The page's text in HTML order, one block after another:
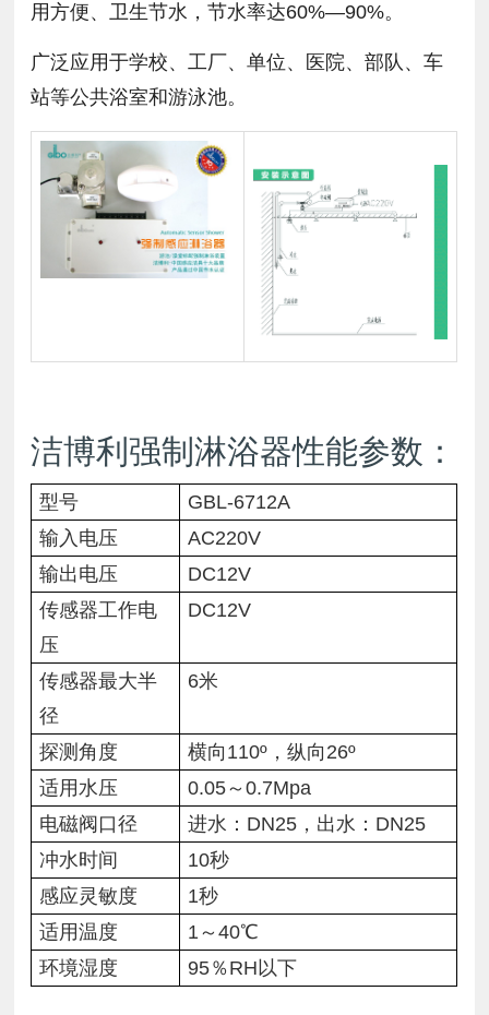
用方便、卫生节水，节水率达60%—90%。
广泛应用于学校、工厂、单位、医院、部队、车
站等公共浴室和游泳池。
洁博利强制淋浴器性能参数：
型号
GBL-6712A
输入电压
AC220V
输出电压
DC12V
传感器工作电
压
DC12V
传感器最大半
径
6米
探测角度
横向110º，纵向26º
适用水压
0.05～0.7Mpa
电磁阀口径
进水：DN25，出水：DN25
冲水时间
10秒
感应灵敏度
1秒
适用温度
1～40℃
环境湿度
95％RH以下